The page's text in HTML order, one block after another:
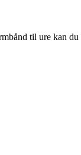
til ure kan